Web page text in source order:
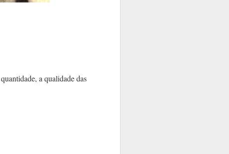
a qualidade das